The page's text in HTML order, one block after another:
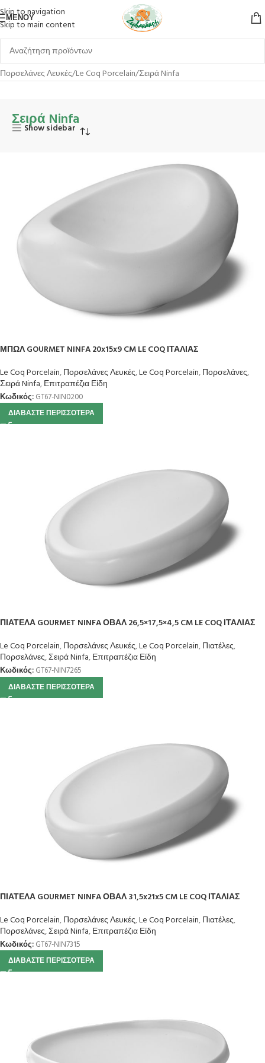
Skip to navigation
Skip to main content
ΜΕΝΟΎ
Αρχική σελίδα Επιτραπέζια Είδη Πιάτα Πορσελάνες
Πορσελάνες Λευκές Le Coq Porcelain Σειρά Ninfa
Σειρά Ninfa
Show sidebar
ΜΠΩΛ GOURMET NINFA 20x15x9 CM LE COQ ΙΤΑΛΙΑΣ
Le Coq Porcelain,Πορσελάνες Λευκές,Le Coq Porcelain,Πορσελάνες,
Σειρά Ninfa,Επιτραπέζια Είδη
Κωδικός: GT67-NIN0200
ΔΙΑΒΆΣΤΕ ΠΕΡΙΣΣΌΤΕΡΑ
ΠΙΑΤΕΛΑ GOURMET NINFA ΟΒΑΛ 26,5×17,5×4,5 CM LE COQ ΙΤΑΛΙΑΣ
Le Coq Porcelain,Πορσελάνες Λευκές,Le Coq Porcelain,Πιατέλες,
Πορσελάνες,Σειρά Ninfa,Επιτραπέζια Είδη
Κωδικός: GT67-NIN7265
ΔΙΑΒΆΣΤΕ ΠΕΡΙΣΣΌΤΕΡΑ
ΠΙΑΤΕΛΑ GOURMET NINFA ΟΒΑΛ 31,5x21x5 CM LE COQ ΙΤΑΛΙΑΣ
Le Coq Porcelain,Πορσελάνες Λευκές,Le Coq Porcelain,Πιατέλες,
Πορσελάνες,Σειρά Ninfa,Επιτραπέζια Είδη
Κωδικός: GT67-NIN7315
ΔΙΑΒΆΣΤΕ ΠΕΡΙΣΣΌΤΕΡΑ